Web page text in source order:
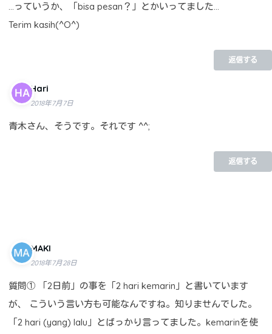
…っていうか、「bisa pesan？」とかいってました…
Terim kasih(^O^)
返信する
Hari
2018年7月7日
青木さん、そうです。それです ^^;
返信する
MAKI
2018年7月28日
質問① 「2日前」の事を「2 hari kemarin」と書いています
が、 こういう言い方も可能なんですね。知りませんでした。
「2 hari (yang) lalu」とばっかり言ってました。kemarinを使